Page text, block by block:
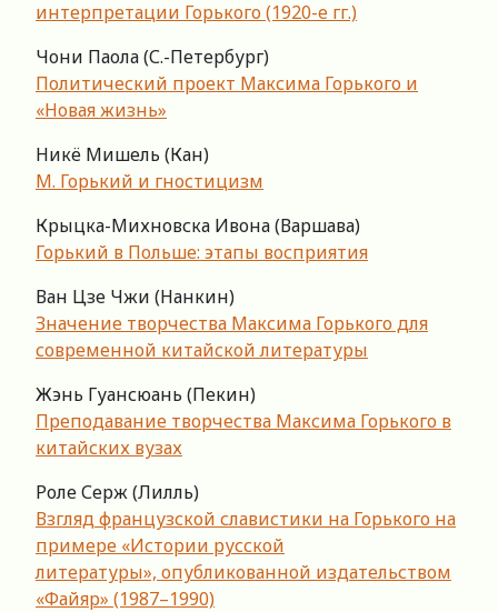
интерпретации Горького (1920-е гг.)
Чони Паола (С.-Петербург)
Политический проект Максима Горького и
«Новая жизнь»
Никё Мишель (Кан)
М. Горький и гностицизм
Крыцка-Михновска Ивона (Варшава)
Горький в Польше: этапы восприятия
Ван Цзе Чжи (Нанкин)
Значение творчества Максима Горького для
современной китайской литературы
Жэнь Гуансюань (Пекин)
Преподавание творчества Максима Горького в
китайских вузах
Роле Серж (Лилль)
Взгляд французской славистики на Горького на
примере «Истории русской
литературы», опубликованной издательством
«Файяр» (1987–1990)